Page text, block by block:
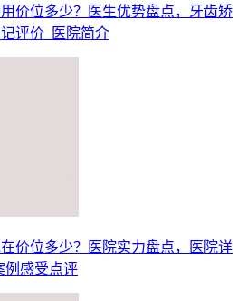
价位多少？医生优势盘点，牙齿矫
评价_医院简介
价位多少？医院实力盘点，医院详
例感受点评